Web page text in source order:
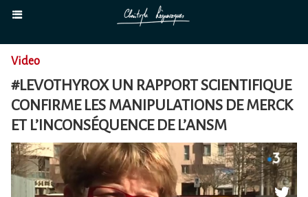
Video
#LEVOTHYROX UN RAPPORT SCIENTIFIQUE
CONFIRME LES MANIPULATIONS DE MERCK
ET L’INCONSÉQUENCE DE L’ANSM